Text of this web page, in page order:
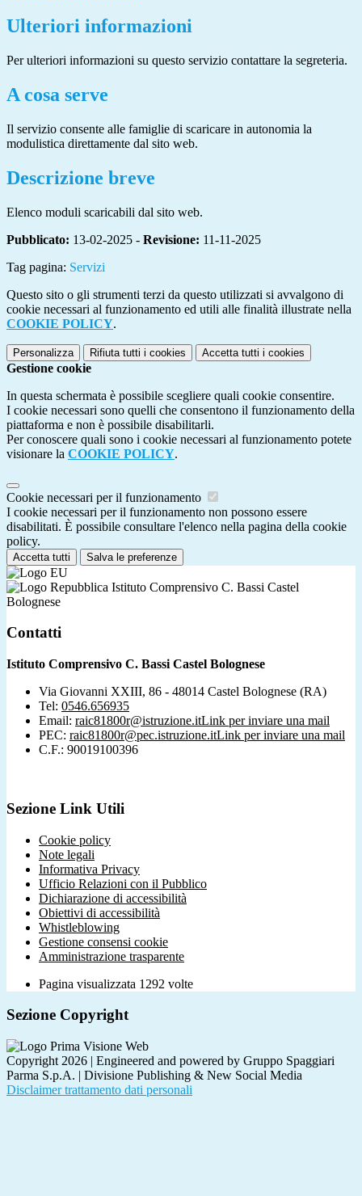
Ulteriori informazioni
Per ulteriori informazioni su questo servizio contattare la segreteria.
A cosa serve
Il servizio consente alle famiglie di scaricare in autonomia la
modulistica direttamente dal sito web.
Descrizione breve
Elenco moduli scaricabili dal sito web.
Pubblicato: 13-02-2025 - Revisione: 11-11-2025
Tag pagina: Servizi
Questo sito o gli strumenti terzi da questo utilizzati si avvalgono di
cookie necessari al funzionamento ed utili alle finalità illustrate nella
COOKIE POLICY.
Personalizza Rifiuta tutti i cookies Accetta tutti i cookies
Gestione cookie
In questa schermata è possibile scegliere quali cookie consentire.
I cookie necessari sono quelli che consentono il funzionamento della
piattaforma e non è possibile disabilitarli.
Per conoscere quali sono i cookie necessari al funzionamento potete
visionare la COOKIE POLICY.
Cookie necessari per il funzionamento
I cookie necessari per il funzionamento non possono essere
disabilitati. È possibile consultare l'elenco nella pagina della cookie
policy.
Accetta tutti Salva le preferenze
Istituto Comprensivo C. Bassi Castel
Bolognese
Contatti
Istituto Comprensivo C. Bassi Castel Bolognese
Via Giovanni XXIII, 86 - 48014 Castel Bolognese (RA)
Tel: 0546.656935
Email: raic81800r@istruzione.itLink per inviare una mail
PEC: raic81800r@pec.istruzione.itLink per inviare una mail
C.F.: 90019100396
Sezione Link Utili
Cookie policy
Note legali
Informativa Privacy
Ufficio Relazioni con il Pubblico
Dichiarazione di accessibilità
Obiettivi di accessibilità
Whistleblowing
Gestione consensi cookie
Amministrazione trasparente
Pagina visualizzata 1292 volte
Sezione Copyright
Copyright 2026 | Engineered and powered by Gruppo Spaggiari
Parma S.p.A. | Divisione Publishing & New Social Media
Disclaimer trattamento dati personali